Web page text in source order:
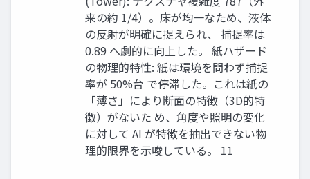
来の約 1/4）。床が均一なため、液体
の反射が明確に捉えられ、 捕捉率は
0.89 へ劇的に向上した。 紙ハザード
の物理的特性: 紙は環境を問わず捕捉
率が 50%台 で停滞した。これは紙の
「薄さ」により断面の特徴（3D的特
徴）がないた め、角度や照明の変化
に対して AI が特徴を抽出できない物
理的限界を示唆している。 11